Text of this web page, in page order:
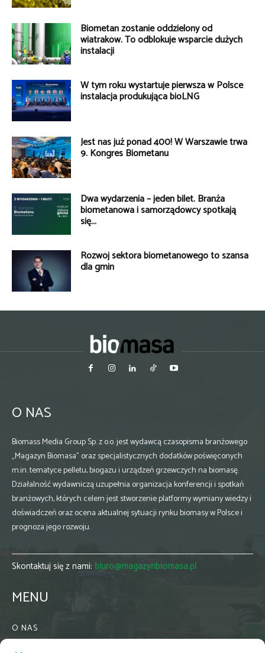
Biometan zostanie oddzielony od
wiatraków. To odblokuje wsparcie dużych
instalacji
W tym roku wystartuje pierwsza w Polsce
instalacja produkująca bioLNG
Jest nas już ponad 400! W Warszawie trwa
9. Kongres Biometanu
Dwa wydarzenia – jeden bilet. Branża
biometanowa i samorządowcy spotkają
się...
Rozwój sektora biometanowego to szansa
dla gmin
O NAS
Biomass Media Group Sp. z o.o. jest wydawcą czasopisma branżowego
„Magazyn Biomasa” oraz specjalistycznych dodatków poświęconych
m.in. tematyce pelletu, biogazu i urządzeń grzewczych na biomasę.
Działalność wydawniczą uzupełnia organizacja konferencji i spotkań
branżowych, których celem jest stworzenie platformy wymiany wiedzy i
doświadczeń oraz ocena aktualnej sytuacji rynku biomasy w Polsce i
prognoza jego rozwoju.
Skontaktuj się z nami: biuro@magazynbiomasa.pl
MENU
O NAS